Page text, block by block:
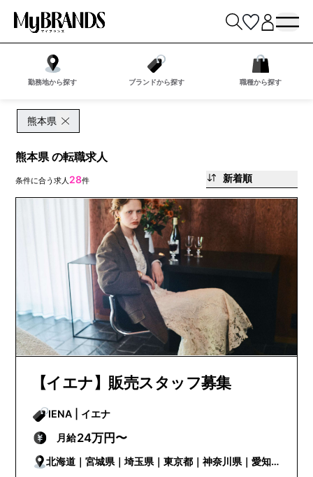
勤務地から探す ブランドから探す 職種から探す
熊本県
熊本県 の転職求人
条件に合う求人 28件 新着順
【イエナ】販売スタッフ募集
IENA | イエナ
月給24万円〜
北海道｜宮城県｜埼玉県｜東京都｜神奈川県｜愛知